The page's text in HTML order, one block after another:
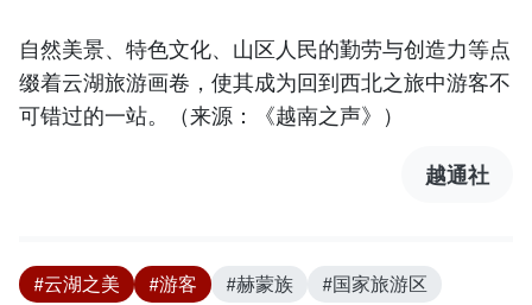
自然美景、特色文化、山区人民的勤劳与创造力等点
缀着云湖旅游画卷，使其成为回到西北之旅中游客不
可错过的一站。（来源：《越南之声》）
越通社
#云湖之美 #游客 #赫蒙族 #国家旅游区